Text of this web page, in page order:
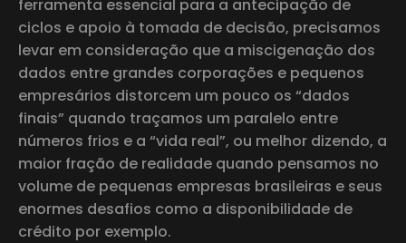
ferramenta essencial para a antecipação de
ciclos e apoio à tomada de decisão, precisamos
levar em consideração que a miscigenação dos
dados entre grandes corporações e pequenos
empresários distorcem um pouco os “dados
finais” quando traçamos um paralelo entre
números frios e a “vida real”, ou melhor dizendo, a
maior fração de realidade quando pensamos no
volume de pequenas empresas brasileiras e seus
enormes desafios como a disponibilidade de
crédito por exemplo.